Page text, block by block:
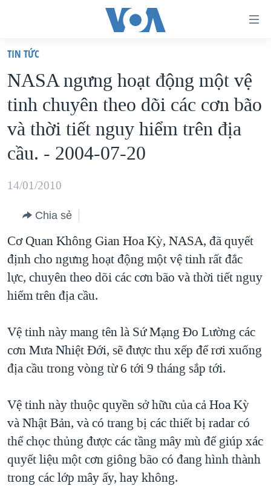
truy
cập
Tới
nội
dung
chính
Tới
hướng
chính
Đi
tới
"Tìm"
VIỆT NAM
HOA KỲ
BIỂN ĐÔNG
THẾ GIỚI
MỤC
TỰ DO BÁO CHÍ
VẠCH TRẦN TIN GIẢ
NGƯỜI VIỆT HẢI NGOẠI
KINH TẾ
KHOA HỌC
SỨC KHOẺ
GIÁO DỤC
CHUYÊN ĐỀ
CHIẾN TRANH THƯƠNG MẠI CỦA MỸ: QUÁ KHỨ VÀ HIỆN
TẠI
HÀNH TRÌNH BẦU CỬ 2024
GIẢI MÃ VÀNH ĐAI & CON ĐƯỜNG
NGÀY TỊ NẠN THẾ GIỚI
GROUND ZERO – XƯA VÀ NAY
CHI PHÍ CHIẾN TRANH AFGHANISTAN
CÁC GIÁ TRỊ CỘNG HÒA Ở VIỆT NAM
THƯỢNG ĐỈNH TRUMP-KIM TẠI VIỆT NAM
HỌC TIẾNG ANH
VIDEO
MẠNG XÃ HỘI
TIN TỨC
NASA ngưng hoạt động một vệ
tinh chuyên theo dõi các cơn bão
và thời tiết nguy hiểm trên địa
cầu. - 2004-07-20
14/01/2010
Chia sẻ
Cơ Quan Không Gian Hoa Kỳ, NASA, đã quyết
định cho ngưng hoạt động một vệ tinh rất đắc
lực, chuyên theo dõi các cơn bão và thời tiết nguy
hiểm trên địa cầu.
Vệ tinh này mang tên là Sứ Mạng Đo Lường các
cơn Mưa Nhiệt Đới, sẽ được thu xếp để rơi xuống
địa cầu trong vòng từ 6 tới 9 tháng sắp tới.
Vệ tinh này thuộc quyền sở hữu của cả Hoa Kỳ
và Nhật Bản, và có trang bị các thiết bị radar có
thể chọc thủng được các tầng mây mù để giúp xác
quyết liệu một cơn giông bão có đang hình thành
trong các lớp mây ấy, hay không.